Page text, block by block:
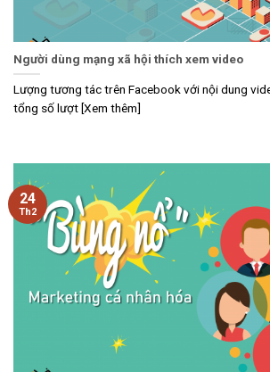
Người dùng mạng xã hội thích xem video
Lượng tương tác trên Facebook với nội dung
tổng số lượt [Xem thêm]
24
Th2